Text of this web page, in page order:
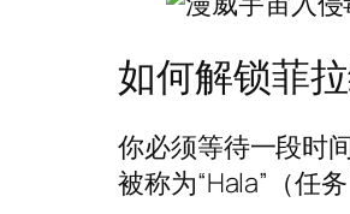
如何解锁菲
你必须等待一段时
被称为“Hala”（任务